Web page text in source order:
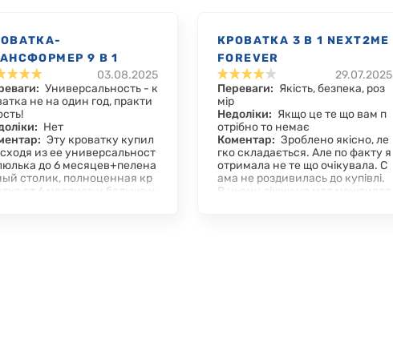
9 В 1
LITTLE STAR
03.08.2025
Универсальность - к
не на один год, практи
Нет
Эту кроватку купил
из ее универсальност
до 6 месяцев+пелена
столик, полноценная кр
от 6 месяцев и больше и
КРОВАТКА 3 В 1 NEXT2ME
FOREVER
29.07.2025
Переваги: Якість, безпека, роз
мір
Недоліки: Якщо це те що вам п
отрібно то немає
Коментар: Зроблено якісно, ле
гко складається. Але по факту я
отримала не те що очікувала. С
ама не роздивилась до купівлі.
В цьому ліжку не має можливос